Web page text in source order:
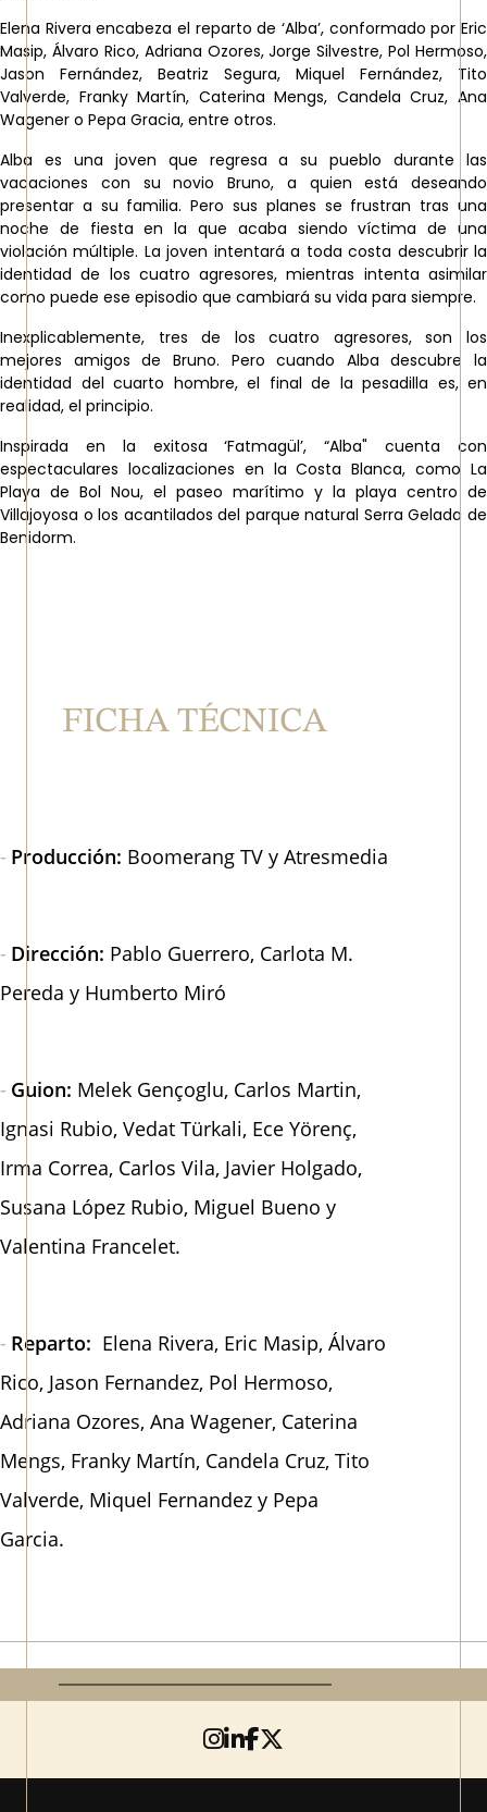
Elena Rivera encabeza el reparto de ‘Alba’, conformado por Eric
Masip, Álvaro Rico, Adriana Ozores, Jorge Silvestre, Pol Hermoso,
Jason Fernández, Beatriz Segura, Miquel Fernández, Tito
Valverde, Franky Martín, Caterina Mengs, Candela Cruz, Ana
Wagener o Pepa Gracia, entre otros.
Alba es una joven que regresa a su pueblo durante las
vacaciones con su novio Bruno, a quien está deseando
presentar a su familia. Pero sus planes se frustran tras una
noche de fiesta en la que acaba siendo víctima de una
violación múltiple. La joven intentará a toda costa descubrir la
identidad de los cuatro agresores, mientras intenta asimilar
como puede ese episodio que cambiará su vida para siempre.
Inexplicablemente, tres de los cuatro agresores, son los
mejores amigos de Bruno. Pero cuando Alba descubre la
identidad del cuarto hombre, el final de la pesadilla es, en
realidad, el principio.
Inspirada en la exitosa ‘Fatmagül’, “Alba" cuenta con
espectaculares localizaciones en la Costa Blanca, como La
Playa de Bol Nou, el paseo marítimo y la playa centro de
Villajoyosa o los acantilados del parque natural Serra Gelada de
Benidorm.
FICHA TÉCNICA
Producción: Boomerang TV y Atresmedia
Dirección: Pablo Guerrero, Carlota M.
Pereda y Humberto Miró
Guion: Melek Gençoglu, Carlos Martin,
Ignasi Rubio, Vedat Türkali, Ece Yörenç,
Irma Correa, Carlos Vila, Javier Holgado,
Susana López Rubio, Miguel Bueno y
Valentina Francelet.
Reparto: Elena Rivera, Eric Masip, Álvaro
Rico, Jason Fernandez, Pol Hermoso,
Adriana Ozores, Ana Wagener, Caterina
Mengs, Franky Martín, Candela Cruz, Tito
Valverde, Miquel Fernandez y Pepa
Garcia.